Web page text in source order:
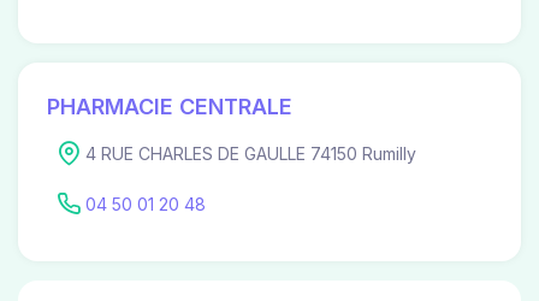
PHARMACIE CENTRALE
4 RUE CHARLES DE GAULLE 74150 Rumilly
04 50 01 20 48